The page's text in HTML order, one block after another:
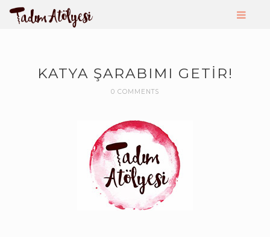
KATYA ŞARABIMI GETIR!
0 COMMENTS